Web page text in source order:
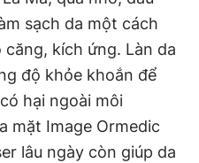
sạch da một cách
kích ứng. Làn da
độ khỏe khoắn để
hại ngoài môi
mặt Image Ormedic
lâu ngày còn giúp da